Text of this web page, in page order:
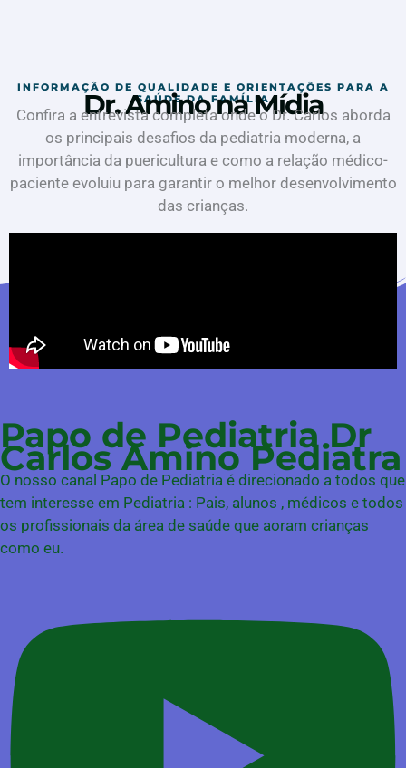
INFORMAÇÃO DE QUALIDADE E ORIENTAÇÕES PARA A
SAÚDE DA FAMÍLIA
Dr. Amino na Mídia
Confira a entrevista completa onde o Dr. Carlos aborda
os principais desafios da pediatria moderna, a
importância da puericultura e como a relação médico-
paciente evoluiu para garantir o melhor desenvolvimento
das crianças.
Papo de Pediatria Dr
Carlos Amino Pediatra
O nosso canal Papo de Pediatria é direcionado a todos que
tem interesse em Pediatria : Pais, alunos , médicos e todos
os profissionais da área de saúde que aoram crianças
como eu.